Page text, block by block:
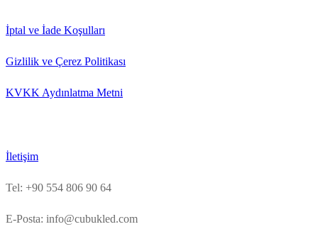
İptal ve İade Koşulları
Gizlilik ve Çerez Politikası
KVKK Aydınlatma Metni
İletişim
Tel: +90 554 806 90 64
E-Posta: info@cubukled.com